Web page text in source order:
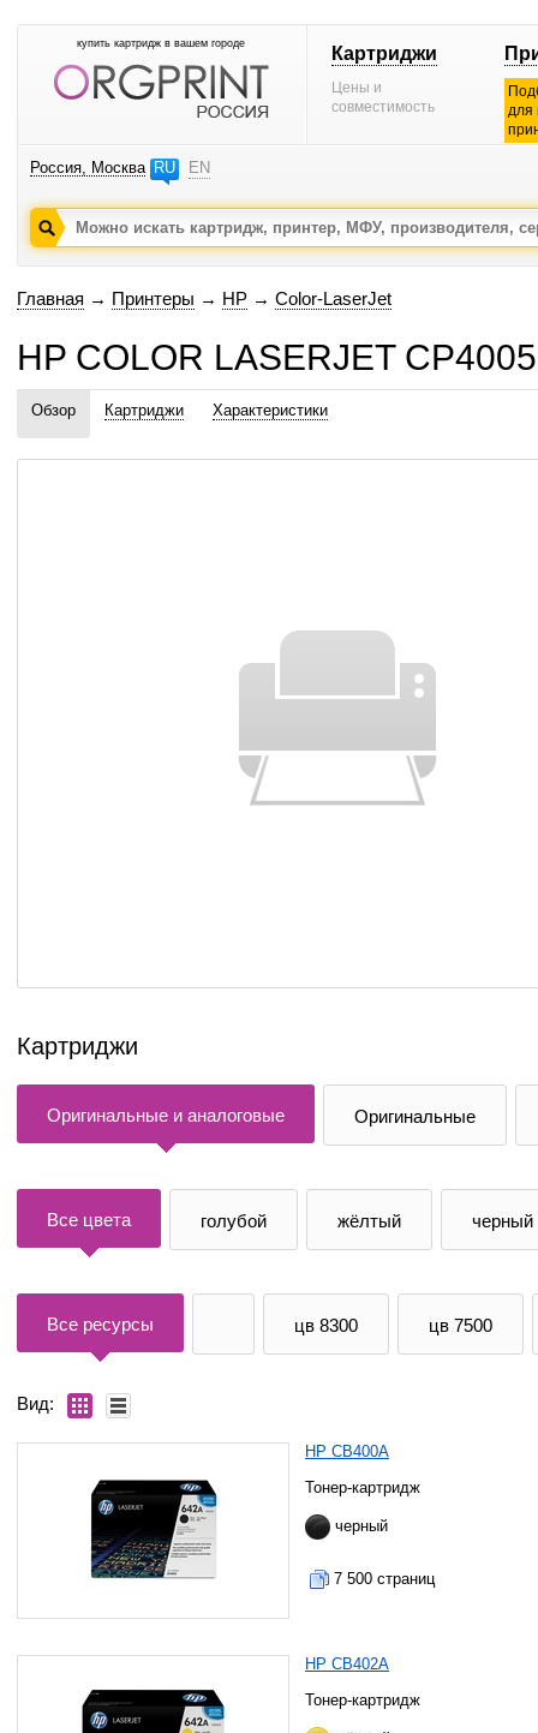
купить картридж в вашем городе Картриджи
Цены и
совместимость
для
Россия, Москва RU EN
Главная → Принтеры → HP → Color-LaserJet
HP COLOR LASERJET
Обзор Картриджи Характеристики
Картриджи
Оригинальные и аналоговые Оригинальные
Все цвета голубой жёлтый черный
Все ресурсы цв 8300 цв 7500
Вид:
HP CB400A
Тонер-картридж
черный
7 500 страниц
HP CB402A
Тонер-картридж